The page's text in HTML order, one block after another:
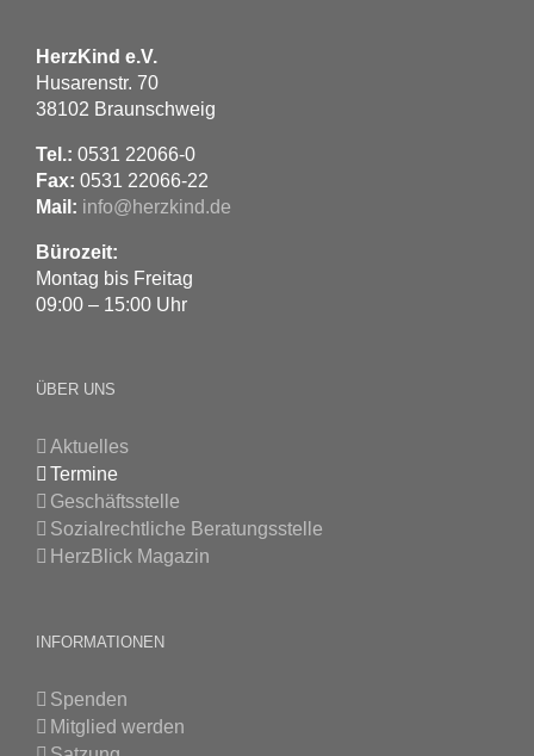
HerzKind e.V.
Husarenstr. 70
38102 Braunschweig
Tel.: 0531 22066-0
Fax: 0531 22066-22
Mail: info@herzkind.de
Bürozeit:
Montag bis Freitag
09:00 – 15:00 Uhr
ÜBER UNS
Aktuelles
Termine
Geschäftsstelle
Sozialrechtliche Beratungsstelle
HerzBlick Magazin
INFORMATIONEN
Spenden
Mitglied werden